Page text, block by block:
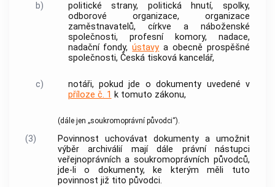
b)
politické strany, politická hnutí, spolky,
odborové organizace, organizace
zaměstnavatelů, církve a náboženské
společnosti, profesní komory, nadace,
nadační fondy,ústavy a obecně prospěšné
společnosti, Česká tisková kancelář,
c) notáři, pokud jde odokumenty uvedené v
příloze č. 1 k tomuto zákonu,
(dále jen „soukromoprávní původci“).
(3) Povinnost uchovávat dokumentya umožnit
výběr archiváliímají dále právní nástupci
veřejnoprávních a soukromoprávních původců,
jde-li o dokumenty, ke kterým měli tuto
povinnost již tito původci.